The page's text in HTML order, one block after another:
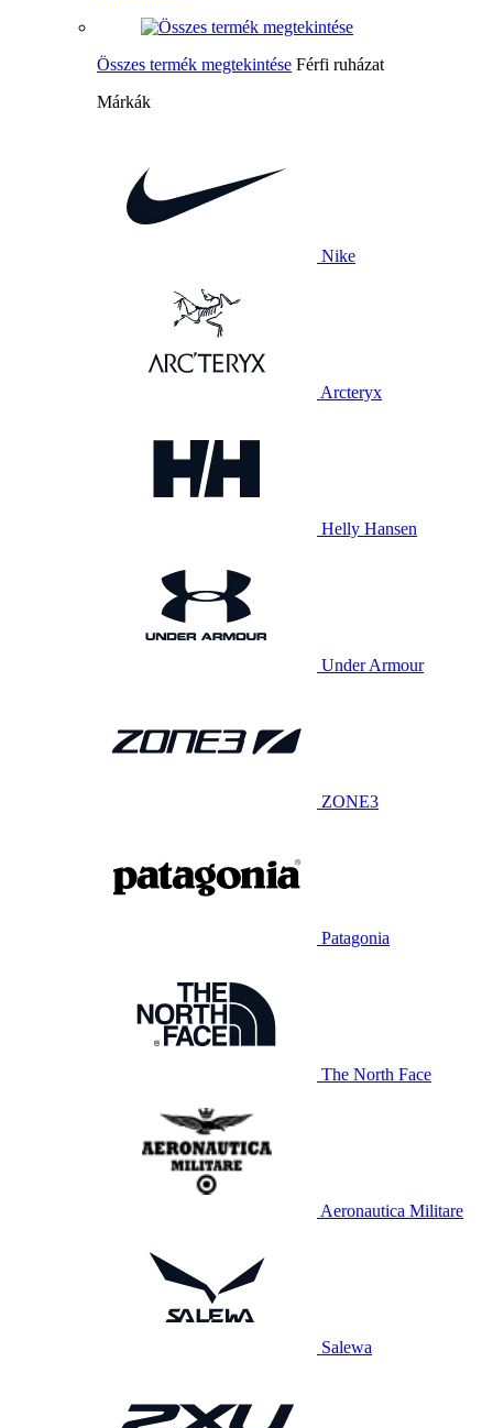
Összes termék megtekintése Férfi ruházat
Márkák
Nike
Arcteryx
Helly Hansen
Under Armour
ZONE3
Patagonia
The North Face
Aeronautica Militare
Salewa